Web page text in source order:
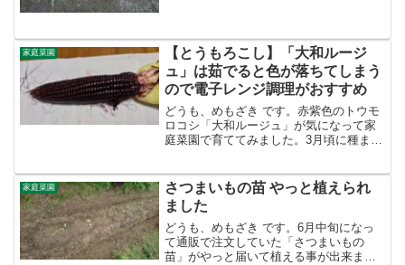
ますが気にしないで下さい。...
家庭菜園
【とうもろこし】「大和ルージ
ュ」は茹でると色が落ちてしまう
ので電子レンジ調理がおすすめ
どうも、めもざき です。赤紫色のトウモ
ロコシ「大和ルージュ」が気になって家
庭菜園で育ててみました。3月頃に種まき
が、赤紫色のトウモロコシ「大和ルージ
ュ」を収穫して茹でた...
家庭菜園
さつまいもの苗 やっと植えられ
ました
どうも、めもざき です。6月中旬になっ
て通販で注文していた「さつまいもの
苗」がやっと届いて植える事が出来まし